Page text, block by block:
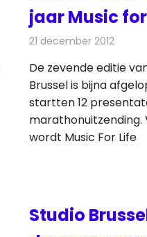
jaar Music
21 december 2012
De zevende editie
Brussel is bijna
startten 12
marathonuitzending.
wordt Music For Life
Studio